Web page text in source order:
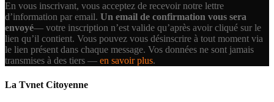
En vous inscrivant, vous acceptez de recevoir notre lettre
d’information par email. Un email de confirmation vous sera
envoyé— votre inscription n’est valide qu’après avoir cliqué sur le
lien qu’il contient. Vous pouvez vous désinscrire à tout moment via
le lien présent dans chaque message. Vos données ne sont jamais
transmises à des tiers — en savoir plus.
La Tvnet Citoyenne